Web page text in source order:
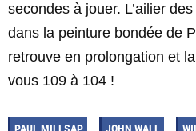
secondes à jouer. L’ailier
dans la peinture bondée de
retrouve en prolongation et
vous 109 à 104 !